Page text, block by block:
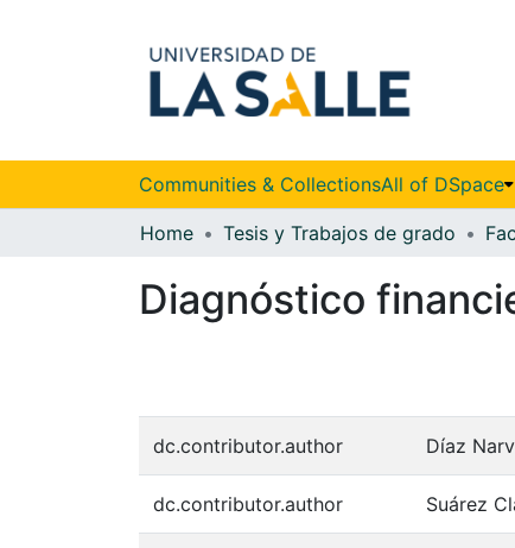
Communities & CollectionsAll of DSpace
Home Tesis y Trabajos de grado
Diagnóstico
dc.contributor.author Díaz
dc.contributor.author Suárez